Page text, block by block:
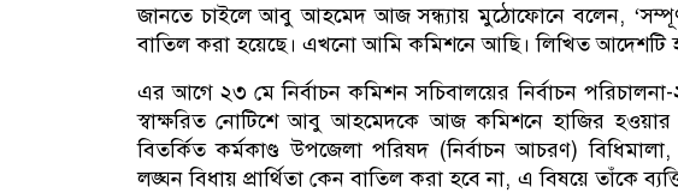
জানতে চাইলে আবু আহমেদ আজ সন্ধ্যায় মুঠোফোনে বলেন,
বাতিল করা হয়েছে। এখনো আমি কমিশনে আছি। লিখিত আদেশটি
এর আগে ২৩ মে নির্বাচন কমিশন সচিবালয়ের নির্বাচন
স্বাক্ষরিত নোটিশে আবু আহমেদকে আজ কমিশনে হাজির
বিতর্কিত কর্মকাণ্ড উপজেলা পরিষদ (নির্বাচন আচরণ) বিধিমালা,
লঙ্ঘন বিধায় প্রার্থিতা কেন বাতিল করা হবে না, এ বিষয়ে তাঁকে